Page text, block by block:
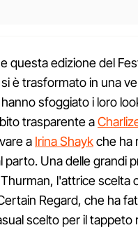
questa edizione del
è trasformato in una
sfoggiato i loro
trasparente a
a Irina Shaykche ha
Una delle grandi
l'attrice scelta
Regard, che ha
scelto per il tappeto